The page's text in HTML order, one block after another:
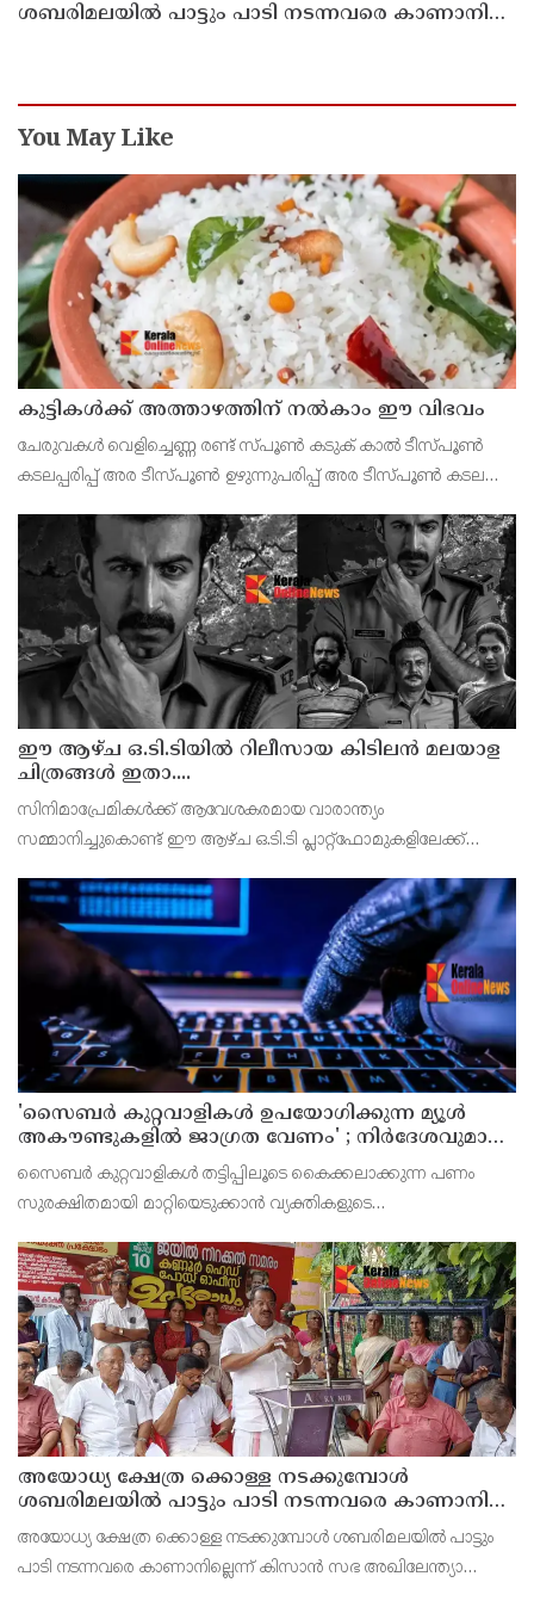
ശബരിമലയിൽ പാട്ടും പാടി നടന്നവരെ കാണാനില്ല ;
You May Like
കുട്ടികൾക്ക് അത്താഴത്തിന് നൽകാം ഈ വിഭവം
ചേരുവകൾ വെളിച്ചെണ്ണ രണ്ട് സ്പൂൺ കടുക് കാൽ ടീസ്പൂൺ
കടലപ്പരിപ്പ് അര ടീസ്പൂൺ ഉഴുന്നുപരിപ്പ് അര ടീസ്പൂൺ കടല
രണ്ട് തണ്ട് ഉപ്പ് പാകത്തിന് തയാറാക്ക
ഈ ആഴ്ച ഒ.ടി.ടിയിൽ റിലീസായ കിടിലൻ മലയാള
ചിത്രങ്ങൾ ഇതാ....
സിനിമാപ്രേമികൾക്ക് ആവേശകരമായ വാരാന്ത്യം
സമ്മാനിച്ചുകൊണ്ട് ഈ ആഴ്ച ഒ.ടി.ടി പ്ലാറ്റ്‌ഫോമുകളിലേക്ക്
വലിയ ചർച്ചയായവയും ഒപ്പം പുതിയ റിലീസുകളുമായി നിര
'സൈബര്‍ കുറ്റവാളികള്‍ ഉപയോഗിക്കുന്ന മ്യൂള്‍
അകൗണ്ടുകളില്‍ ജാഗ്രത വേണം' ; നിര്‍ദേശവുമായി
പൊലീസ്
സൈബര്‍ കുറ്റവാളികള്‍ തട്ടിപ്പിലൂടെ കൈക്കലാക്കുന്ന പണം
സുരക്ഷിതമായി മാറ്റിയെടുക്കാന്‍ വ്യക്തികളുടെ
അക്കൗണ്ടുകളായ മ്യൂള്‍ അകൗണ്ടുകളില്‍ ജാഗ്രത വേണമെന്ന
അയോധ്യ ക്ഷേത്ര ക്കൊള്ള നടക്കുമ്പോൾ
ശബരിമലയിൽ പാട്ടും പാടി നടന്നവരെ കാണാനില്ല ;
അയോധ്യ ക്ഷേത്ര ക്കൊള്ള നടക്കുമ്പോൾ ശബരിമലയിൽ പാട്ടും
പാടി നടന്നവരെ കാണാനില്ലെന്ന് കിസാൻ സഭ അഖിലേന്ത്യാ